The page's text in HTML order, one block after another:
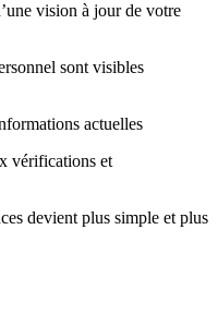
vision à jour de votre
sont visibles
actuelles
vérifications et
devient plus simple et plus